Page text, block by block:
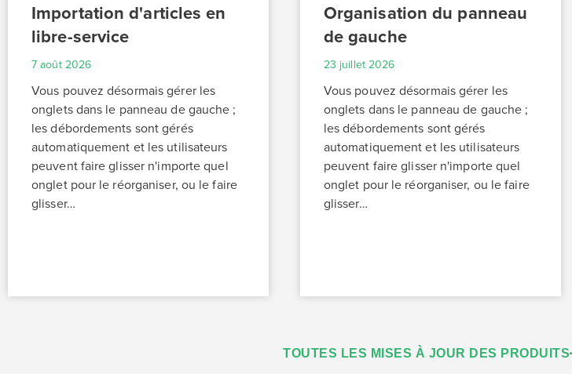
Importation d'articles en
libre-service
7 août 2026
Vous pouvez désormais gérer les
onglets dans le panneau de gauche ;
les débordements sont gérés
automatiquement et les utilisateurs
peuvent faire glisser n'importe quel
onglet pour le réorganiser, ou le faire
glisser…
Organisation du panneau
de gauche
23 juillet 2026
Vous pouvez désormais gérer les
onglets dans le panneau de gauche ;
les débordements sont gérés
automatiquement et les utilisateurs
peuvent faire glisser n'importe quel
onglet pour le réorganiser, ou le faire
glisser…
TOUTES LES MISES À JOUR DES PRODUITS